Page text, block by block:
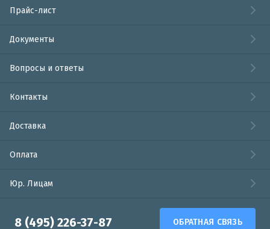
Прайс-лист
Документы
Вопросы и ответы
Контакты
Доставка
Оплата
Юр. Лицам
8 (495) 226-37-87 ОБРАТНАЯ СВЯЗЬ